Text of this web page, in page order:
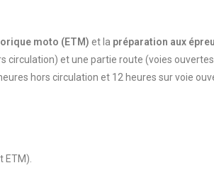
moto (ETM) et la préparation aux
circulation) et une partie route (voies
hors circulation et 12 heures sur voie
ETM).